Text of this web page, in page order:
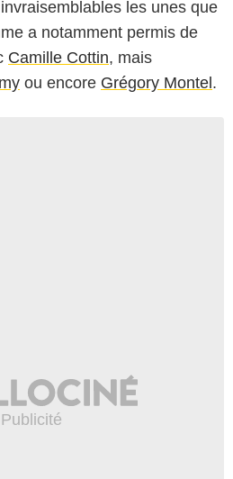
les unes que
a notamment permis de
Camille Cottin, mais
ou encore Grégory Montel.